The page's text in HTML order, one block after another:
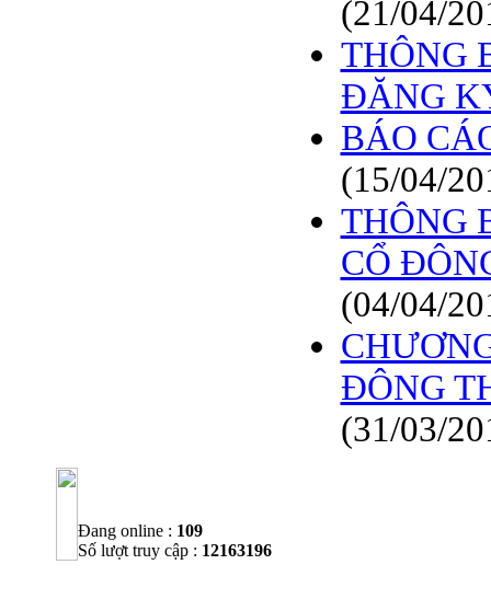
(21/04/
THÔNG
ĐĂNG
BÁO
(15/04/
THÔNG
CỔ
(04/04/
ĐÔNG
(31/03/
Đang online : 109
Số lượt truy cập : 12163196